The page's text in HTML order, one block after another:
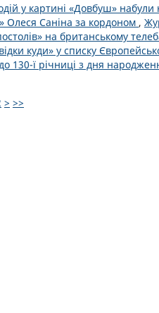
у картині «Довбуш» набули
Олеся Саніна за кордоном ,
на британському
куди» у списку
130-ї річниці з дня
> >>